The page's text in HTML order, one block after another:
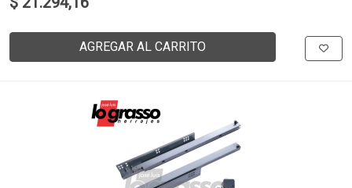
AGREGAR AL CARRITO